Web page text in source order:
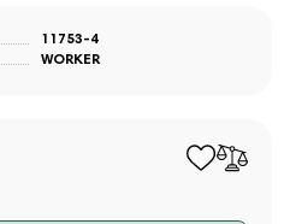
11753-4
WORKER